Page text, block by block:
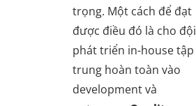
trọng. Một cách để đạt
được điều đó là cho đội
phát triển in-house tập
trung hoàn toàn vào
development và